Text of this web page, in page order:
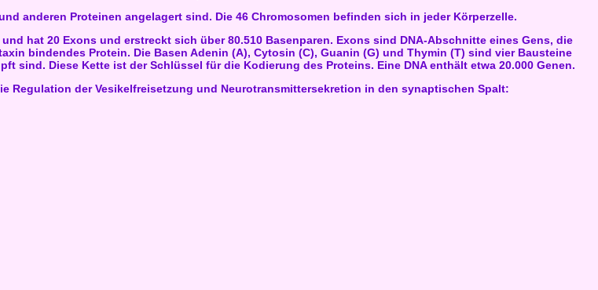
anderen Proteinen angelagert sind. Die 46 Chromosomen befinden sich in jeder Körperzelle.
hat 20 Exons und erstreckt sich über 80.510 Basenparen. Exons sind DNA-Abschnitte eines Gens, die
bindendes Protein. Die Basen Adenin (A), Cytosin (C), Guanin (G) und Thymin (T) sind vier Bausteine
sind. Diese Kette ist der Schlüssel für die Kodierung des Proteins. Eine DNA enthält etwa 20.000 Genen.
Regulation der Vesikelfreisetzung und Neurotransmittersekretion in den synaptischen Spalt: